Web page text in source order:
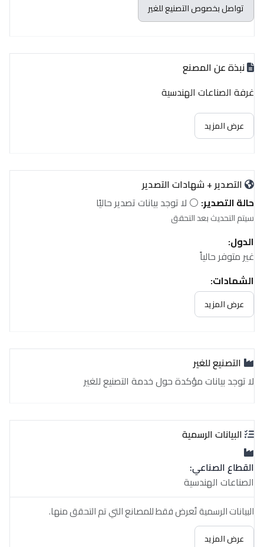
تواصل بخصوص التصنيع للغير
نبذة عن المصنع
غرفة الصناعات الهندسية
عرض المزيد
التصدير + شهادات التصدير
حالة التصدير: ⚪ لا توجد بيانات تصدير حاليًا
سيتم التحديث بعد التحقق
الدول:
غير متوفر حالياً
الشهادات:
غير متوفر حالياً
عرض المزيد
التصنيع للغير
لا توجد بيانات مؤكدة حول خدمة التصنيع للغير
البيانات الرسمية
القطاع الصناعي:
الصناعات الهندسية
البيانات الرسمية تُعرض فقط للمصانع التي تم التحقق منها.
عرض المزيد